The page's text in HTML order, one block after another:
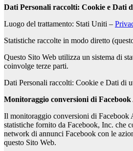
Dati Personali raccolti: Cookie e Dati
Luogo del trattamento: Stati Uniti –
Statistiche raccolte in modo diretto
Questo Sito Web utilizza un sistema di
coinvolge terze parti.
Dati Personali raccolti: Cookie e Dati di
Monitoraggio conversioni di
Il monitoraggio conversioni di Facebook
statistiche fornito da Facebook, Inc. che
network di annunci Facebook con le
questo Sito Web.